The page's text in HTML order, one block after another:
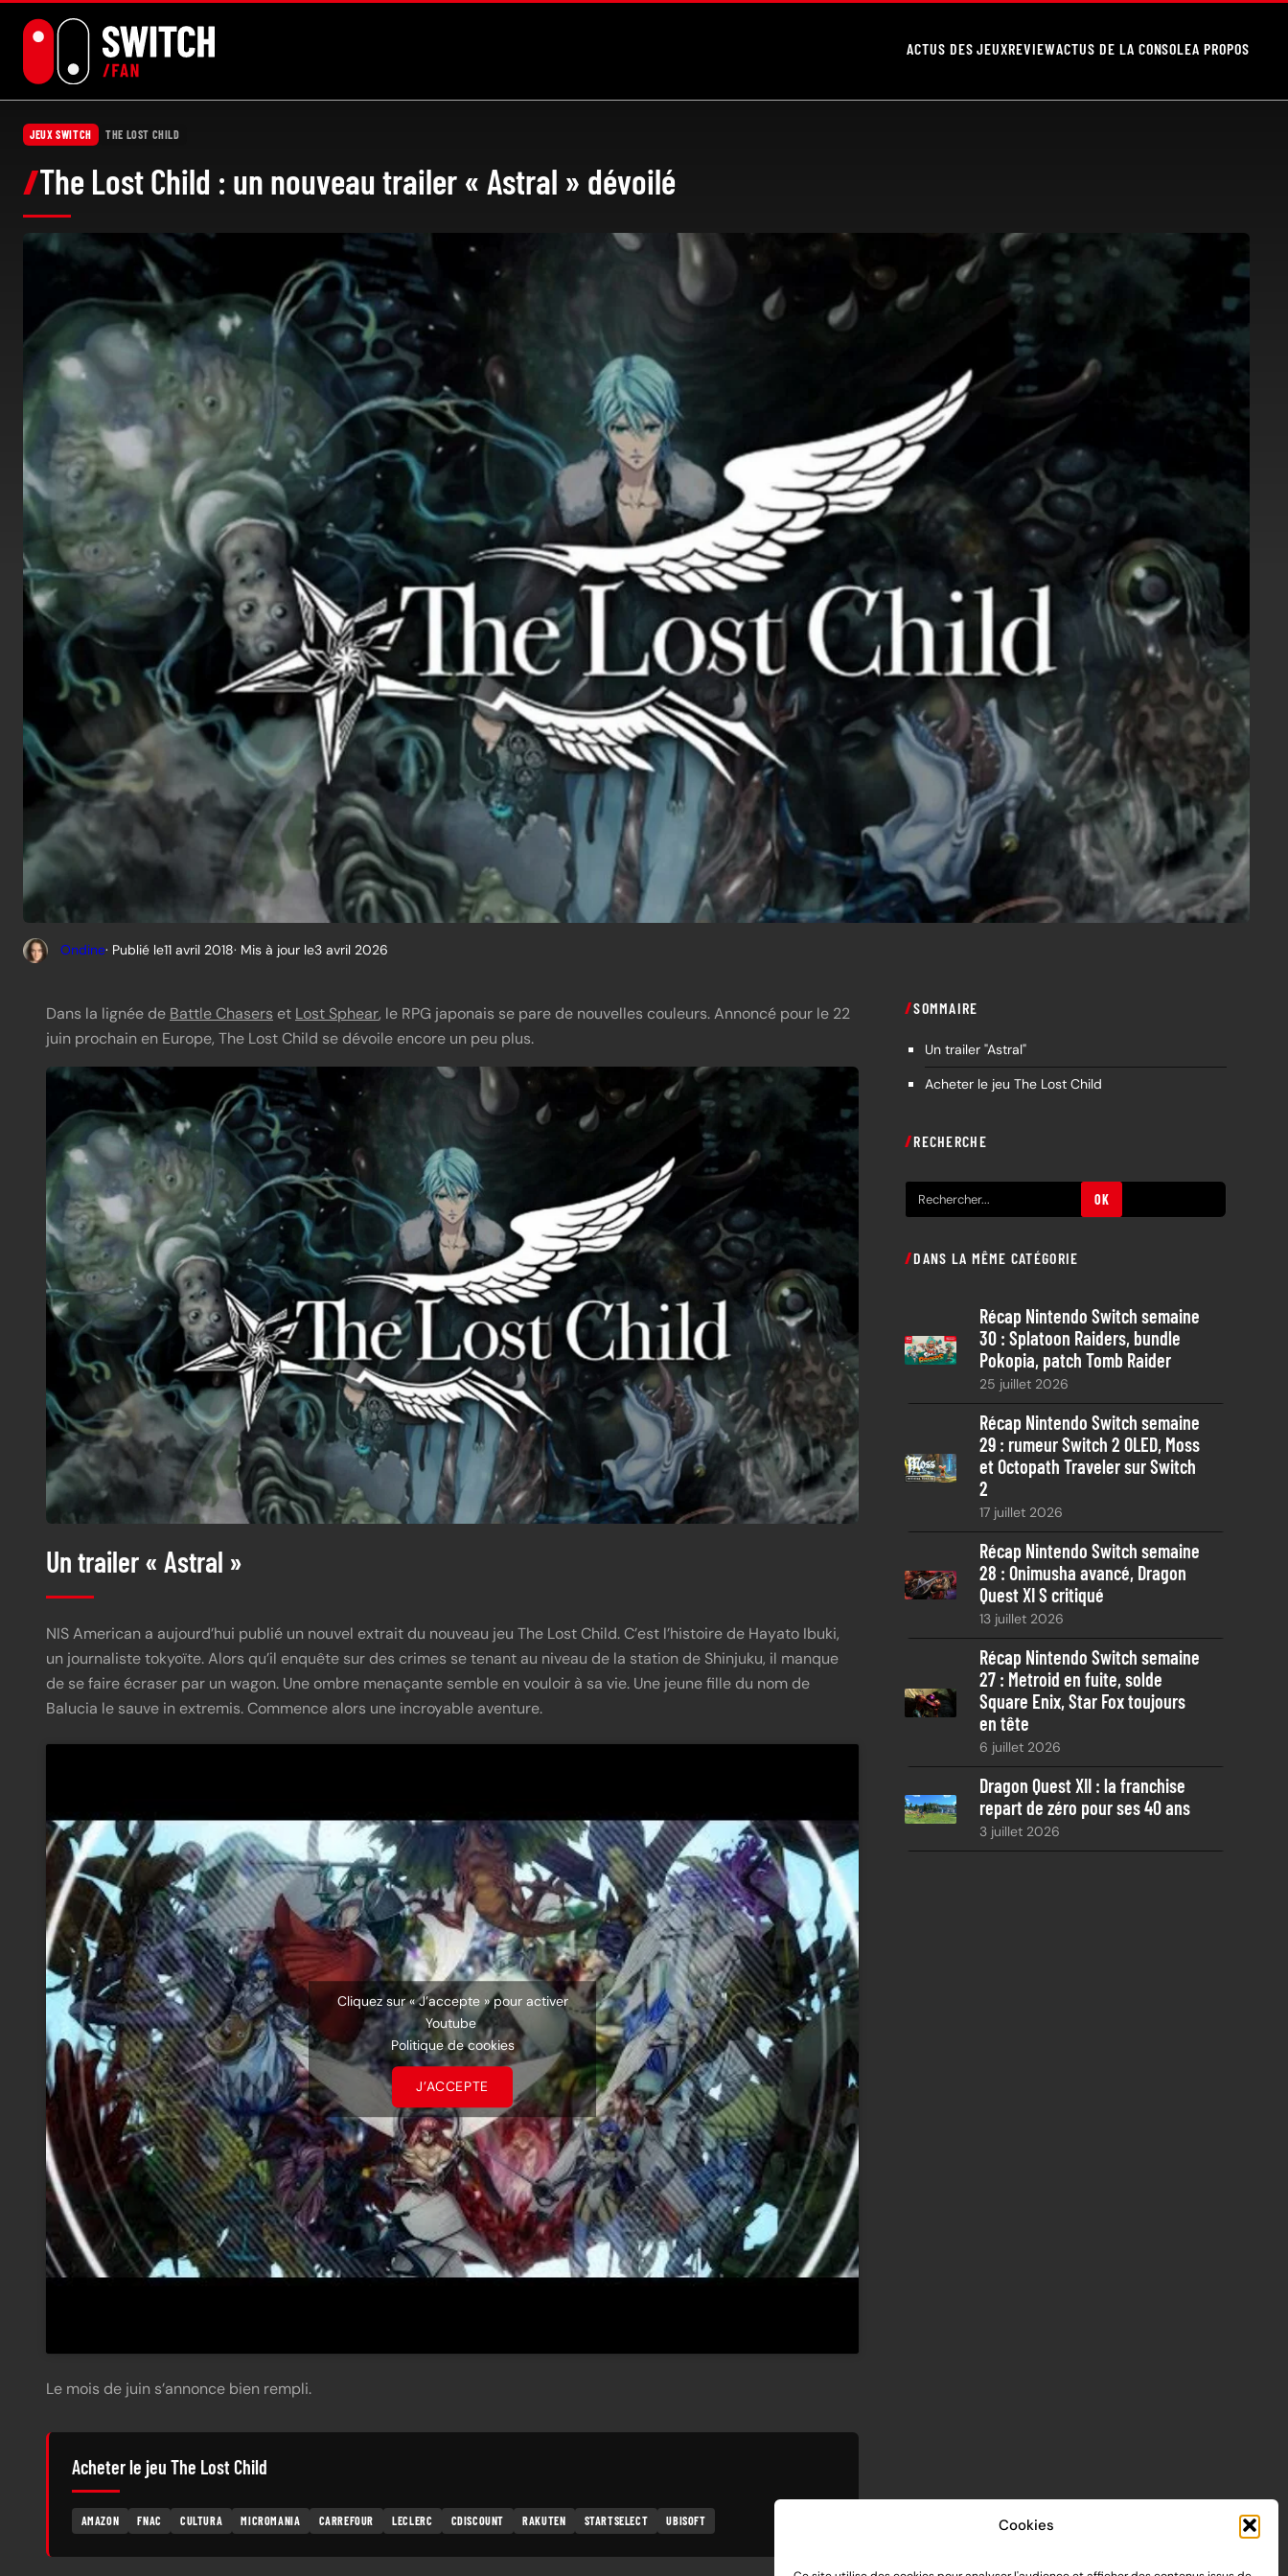
Cookies
ACTUS DES JEUXREVIEWACTUS DE LA CONSOLEA PROPOS
JEUX SWITCH THE LOST CHILD
The Lost Child : un nouveau trailer « Astral » dévoilé
Ondine· Publié le11 avril 2018· Mis à jour le3 avril 2026
Dans la lignée de Battle Chasers et Lost Sphear, le RPG japonais se pare de nouvelles couleurs. Annoncé pour le 22
juin prochain en Europe, The Lost Child se dévoile encore un peu plus.
Un trailer « Astral »
NIS American a aujourd’hui publié un nouvel extrait du nouveau jeu The Lost Child. C’est l’histoire de Hayato Ibuki,
un journaliste tokyoïte. Alors qu’il enquête sur des crimes se tenant au niveau de la station de Shinjuku, il manque
de se faire écraser par un wagon. Une ombre menaçante semble en vouloir à sa vie. Une jeune fille du nom de
Balucia le sauve in extremis. Commence alors une incroyable aventure.
Cliquez sur « J’accepte » pour activer
Youtube
Politique de cookies
J’ACCEPTE
Le mois de juin s’annonce bien rempli.
Acheter le jeu The Lost Child
AMAZON FNAC CULTURA MICROMANIA CARREFOUR LECLERC CDISCOUNT RAKUTEN STARTSELECT UBISOFT
SOMMAIRE
Un trailer "Astral"
Acheter le jeu The Lost Child
RECHERCHE
e
h
c
h
OK
DANS LA MÊME CATÉGORIE
Récap Nintendo Switch semaine
30 : Splatoon Raiders, bundle
Pokopia, patch Tomb Raider
25 juillet 2026
Récap Nintendo Switch semaine
29 : rumeur Switch 2 OLED, Moss
et Octopath Traveler sur Switch
2
17 juillet 2026
Récap Nintendo Switch semaine
28 : Onimusha avancé, Dragon
Quest XI S critiqué
13 juillet 2026
Récap Nintendo Switch semaine
27 : Metroid en fuite, solde
Square Enix, Star Fox toujours
en tête
6 juillet 2026
Dragon Quest XII : la franchise
repart de zéro pour ses 40 ans
3 juillet 2026